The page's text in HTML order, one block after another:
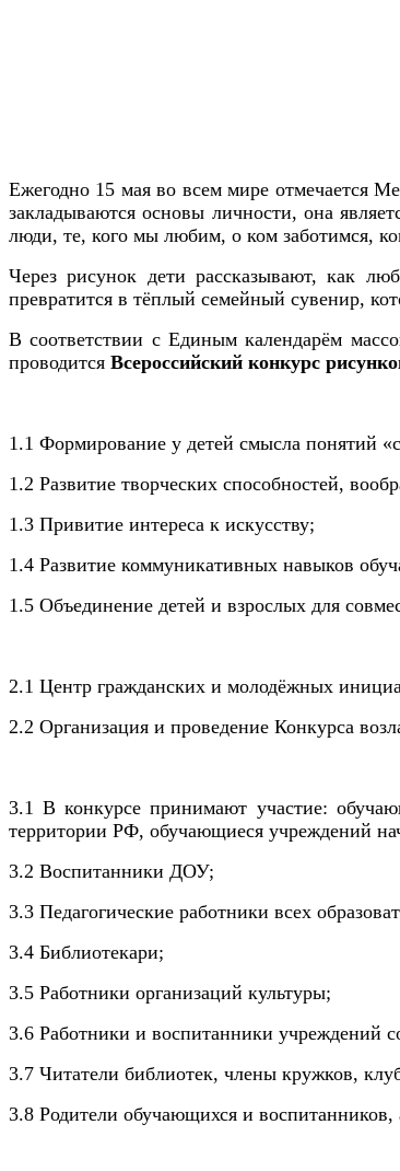
Ежегодно 15 мая во всем мире отмечается
закладываются основы личности, она
люди, те, кого мы любим, о ком заботимся,
Через рисунок дети рассказывают, как
превратится в тёплый семейный сувенир,
В соответствии с Единым календарём
проводится Всероссийский конкурс
1.1 Формирование у детей смысла понятий
1.2 Развитие творческих способностей,
1.3 Привитие интереса к искусству;
1.4 Развитие коммуникативных навыков
1.5 Объединение детей и взрослых для
2.1 Центр гражданских и молодёжных
2.2 Организация и проведение Конкурса
3.1 В конкурсе принимают участие:
территории РФ, обучающиеся учреждений
3.2 Воспитанники ДОУ;
3.3 Педагогические работники всех
3.4 Библиотекари;
3.5 Работники организаций культуры;
3.6 Работники и воспитанники учреждений
3.7 Читатели библиотек, члены кружков,
3.8 Родители обучающихся и воспитанников,